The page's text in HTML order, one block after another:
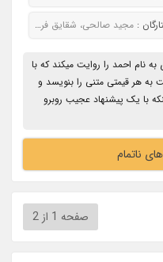
: مجید صالحی، شقایق فراهانی، حسین مهری، الهام نامی
نام احمد را روایت میکند که با
به هر قیمتی متنی را بنویسد و
با یک پیشنهاد عجیب روبرو
ناتمام
صفحه 1 از 2